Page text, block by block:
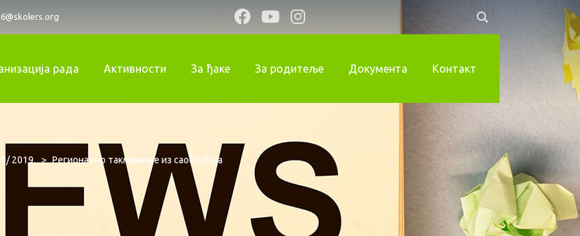
рада Активности За ђаке За родитеље Документа Контакт
2019. > Регионално такмичење из саобраћаја